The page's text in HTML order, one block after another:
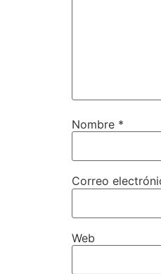
Nombre *
Correo
Web